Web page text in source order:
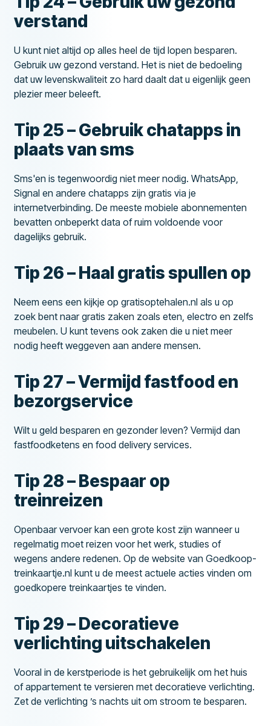
verstand
U kunt niet altijd op alles heel de tijd lopen besparen.
Gebruik uw gezond verstand. Het is niet de bedoeling
dat uw levenskwaliteit zo hard daalt dat u eigenlijk geen
plezier meer beleeft.
Tip 25 – Gebruik chatapps in
plaats van sms
Sms'en is tegenwoordig niet meer nodig. WhatsApp,
Signal en andere chatapps zijn gratis via je
internetverbinding. De meeste mobiele abonnementen
bevatten onbeperkt data of ruim voldoende voor
dagelijks gebruik.
Tip 26 – Haal gratis spullen op
Neem eens een kijkje op gratisoptehalen.nl als u op
zoek bent naar gratis zaken zoals eten, electro en zelfs
meubelen. U kunt tevens ook zaken die u niet meer
nodig heeft weggeven aan andere mensen.
Tip 27 – Vermijd fastfood en
bezorgservice
Wilt u geld besparen en gezonder leven? Vermijd dan
fastfoodketens en food delivery services.
Tip 28 – Bespaar op
treinreizen
Openbaar vervoer kan een grote kost zijn wanneer u
regelmatig moet reizen voor het werk, studies of
wegens andere redenen. Op de website van Goedkoop-
treinkaartje.nl kunt u de meest actuele acties vinden om
goedkopere treinkaartjes te vinden.
Tip 29 – Decoratieve
verlichting uitschakelen
Vooral in de kerstperiode is het gebruikelijk om het huis
of appartement te versieren met decoratieve verlichting.
Zet de verlichting ’s nachts uit om stroom te besparen.